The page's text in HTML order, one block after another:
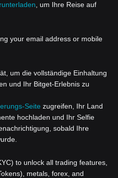
, um Ihre Reise auf
your email address or mobile
um die vollständige Einhaltung
und Ihr Bitget-Erlebnis zu
Seite zugreifen, Ihr Land
hochladen und Ihr Selfie
sobald Ihre
to unlock all trading features,
metals, forex, and